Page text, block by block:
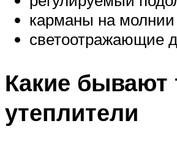
карманы на молнии
светоотражающие
Какие бывают
утеплители